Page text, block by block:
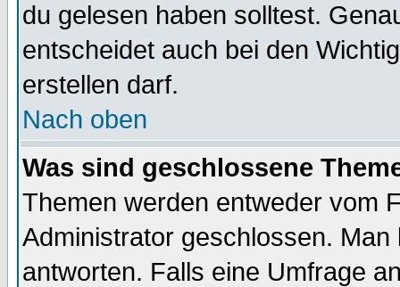
du gelesen haben solltest.
entscheidet auch bei den
erstellen darf.
Nach oben
Was sind geschlossene
Themen werden entweder vom
Administrator geschlossen.
antworten. Falls eine Umfrage